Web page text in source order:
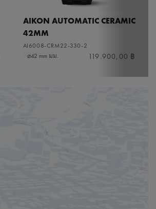
AIKON AUTOMATIC CERAMIC
42MM
AI6008-CRM22-330-2
⌀42 mm มม.
119.900,00 ฿